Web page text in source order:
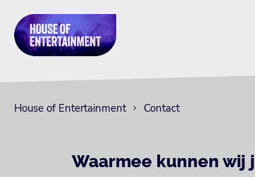
House of Entertainment Contact
Waarmee kunnen wij